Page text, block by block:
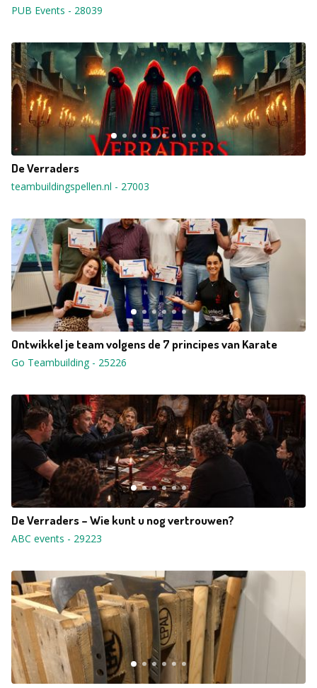
PUB Events - 28039
De Verraders
teambuildingspellen.nl - 27003
Ontwikkel je team volgens de 7 principes van Karate
Go Teambuilding- 25226
De Verraders – Wie kunt u nog vertrouwen?
ABC events - 29223